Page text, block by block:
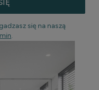
się na naszą
.